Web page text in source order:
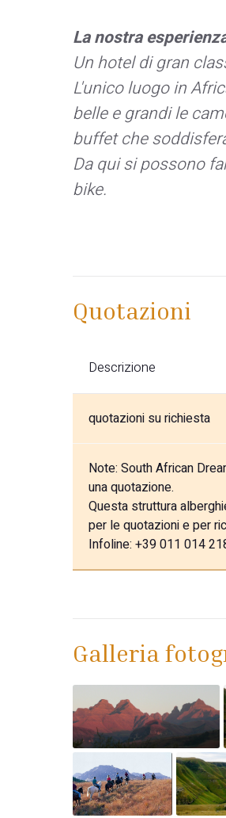
La nostra
Un hotel di gran
L'unico luogo in
belle e grandi le
buffet che
Da qui si possono
bike.
Quotazioni
Descrizione
quotazioni su richiesta
Note: South African
una quotazione.
Questa struttura
per le quotazioni e per
Infoline: +39 011 014
Galleria